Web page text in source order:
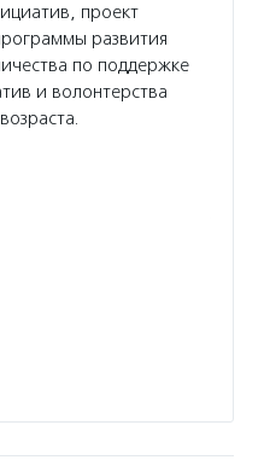
проект
развития
по поддержке
и волонтерства